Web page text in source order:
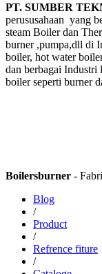
PT. SUMBER
perususahaan yang
steam Boiler dan
burner ,pumpa,dll di
boiler, hot water
dan berbagai
boiler seperti burner
Boilersburner -
Blog
/
Product
/
Refrence fiture
/